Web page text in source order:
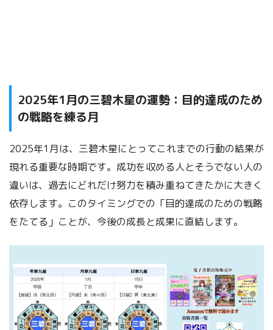
2025年1月の三碧木星の運勢：目的達成のため
の戦略を練る月
2025年1月は、三碧木星にとってこれまでの行動の結果が
現れる重要な時期です。成功を収める人とそうでない人の
違いは、過去にどれだけ努力を積み重ねてきたかに大きく
依存します。このタイミングでの「目的達成のための戦略
をたてる」ことが、今後の成長と成果に直結します。